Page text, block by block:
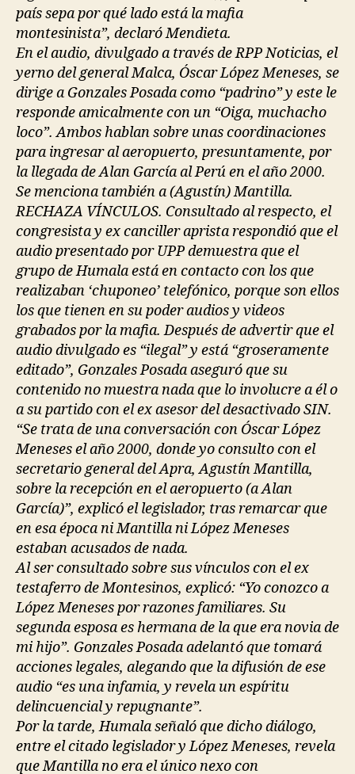
país sepa por qué lado está la mafia
montesinista”, declaró Mendieta.
En el audio, divulgado a través de RPP Noticias, el
yerno del general Malca, Óscar López Meneses, se
dirige a Gonzales Posada como “padrino” y este le
responde amicalmente con un “Oiga, muchacho
loco”. Ambos hablan sobre unas coordinaciones
para ingresar al aeropuerto, presuntamente, por
la llegada de Alan García al Perú en el año 2000.
Se menciona también a (Agustín) Mantilla.
RECHAZA VÍNCULOS. Consultado al respecto, el
congresista y ex canciller aprista respondió que el
audio presentado por UPP demuestra que el
grupo de Humala está en contacto con los que
realizaban ‘chuponeo’ telefónico, porque son ellos
los que tienen en su poder audios y videos
grabados por la mafia. Después de advertir que el
audio divulgado es “ilegal” y está “groseramente
editado”, Gonzales Posada aseguró que su
contenido no muestra nada que lo involucre a él o
a su partido con el ex asesor del desactivado SIN.
“Se trata de una conversación con Óscar López
Meneses el año 2000, donde yo consulto con el
secretario general del Apra, Agustín Mantilla,
sobre la recepción en el aeropuerto (a Alan
García)”, explicó el legislador, tras remarcar que
en esa época ni Mantilla ni López Meneses
estaban acusados de nada.
Al ser consultado sobre sus vínculos con el ex
testaferro de Montesinos, explicó: “Yo conozco a
López Meneses por razones familiares. Su
segunda esposa es hermana de la que era novia de
mi hijo”. Gonzales Posada adelantó que tomará
acciones legales, alegando que la difusión de ese
audio “es una infamia, y revela un espíritu
delincuencial y repugnante”.
Por la tarde, Humala señaló que dicho diálogo,
entre el citado legislador y López Meneses, revela
que Mantilla no era el único nexo con